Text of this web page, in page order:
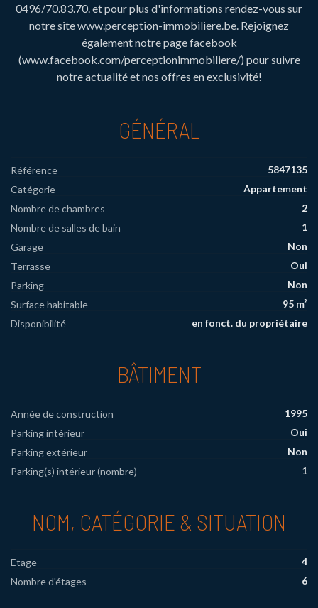
0496/70.83.70. et pour plus d'informations rendez-vous sur
notre site www.perception-immobiliere.be. Rejoignez
également notre page facebook
(www.facebook.com/perceptionimmobiliere/) pour suivre
notre actualité et nos offres en exclusivité!
GÉNÉRAL
Référence
5847135
Catégorie
Appartement
Nombre de chambres
2
Nombre de salles de bain
1
Garage
Non
Terrasse
Oui
Parking
Non
Surface habitable
95 m²
Disponibilité
en fonct. du propriétaire
BÂTIMENT
Année de construction
1995
Parking intérieur
Oui
Parking extérieur
Non
Parking(s) intérieur (nombre)
1
NOM, CATÉGORIE & SITUATION
Etage
4
Nombre d'étages
6